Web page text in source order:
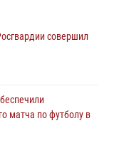
совершил
матча по футболу в